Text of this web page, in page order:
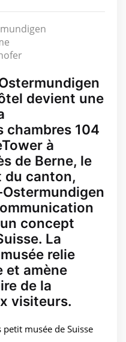
devient une
chambres 104
à
de Berne, le
du canton,
Ostermundigen
concept
La
relie
et amène
de la
visiteurs.
musée de Suisse